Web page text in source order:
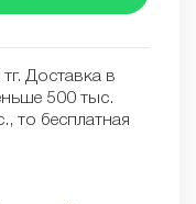
Доставка в
500 тыс.
то бесплатная